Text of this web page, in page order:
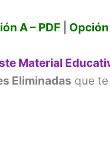
e
A – PDF| Opción
Material
Eliminadas que